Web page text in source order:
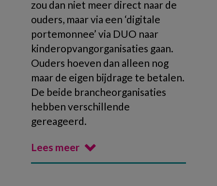
zou dan niet meer direct naar de
ouders, maar via een ‘digitale
portemonnee’ via DUO naar
kinderopvangorganisaties gaan.
Ouders hoeven dan alleen nog
maar de eigen bijdrage te betalen.
De beide brancheorganisaties
hebben verschillende
gereageerd.
Lees meer